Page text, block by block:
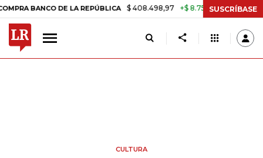
DE LA REPÚBLICA $ 408.498,97 +$ 8.753,81 +2,19% TASA
SUSCRÍBASE
CULTURA